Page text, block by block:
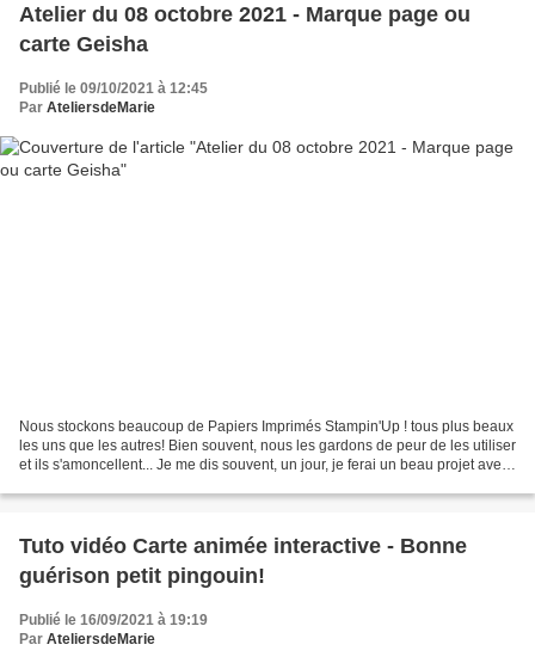
Atelier du 08 octobre 2021 - Marque page ou
carte Geisha
Publié le 09/10/2021 à 12:45
Par AteliersdeMarie
Nous stockons beaucoup de Papiers Imprimés Stampin'Up ! tous plus beaux
les uns que les autres! Bien souvent, nous les gardons de peur de les utiliser
et ils s'amoncellent... Je me dis souvent, un jour, je ferai un beau projet avec
Tuto vidéo Carte animée interactive - Bonne
guérison petit pingouin!
Publié le 16/09/2021 à 19:19
Par AteliersdeMarie